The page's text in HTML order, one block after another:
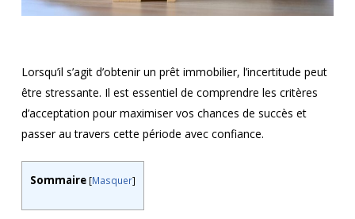
Lorsqu’il s’agit d’obtenir un prêt immobilier, l’incertitude peut
être stressante. Il est essentiel de comprendre les critères
d’acceptation pour maximiser vos chances de succès et
passer au travers cette période avec confiance.
Sommaire [Masquer]